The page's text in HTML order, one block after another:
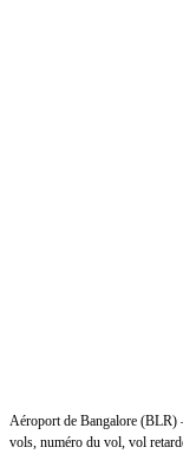
Aéroport de Bangalore (BLR)
vols, numéro du vol, vol